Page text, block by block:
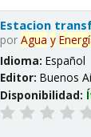
Estacion
porAgua y
Idioma:Español
Editor:Buenos
Disponibilidad: